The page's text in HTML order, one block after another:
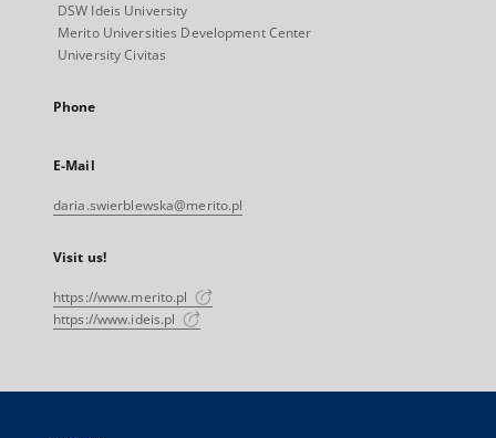
DSW Ideis University
Merito Universities Development Center
University Civitas
Phone
E-Mail
daria.swierblewska@merito.pl
Visit us!
https://www.merito.pl
https://www.ideis.pl